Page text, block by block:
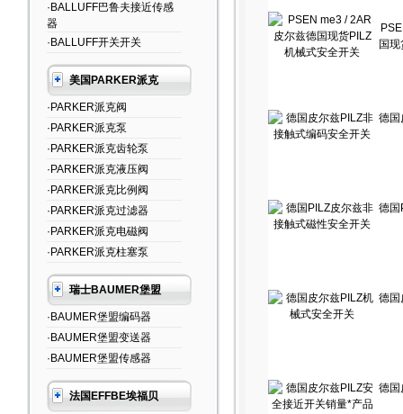
·BALLUFF巴鲁夫接近传感
器
·BALLUFF开关开关
美国PARKER派克
·PARKER派克阀
·PARKER派克泵
·PARKER派克齿轮泵
·PARKER派克液压阀
·PARKER派克比例阀
·PARKER派克过滤器
·PARKER派克电磁阀
·PARKER派克柱塞泵
瑞士BAUMER堡盟
·BAUMER堡盟编码器
·BAUMER堡盟变送器
·BAUMER堡盟传感器
法国EFFBE埃福贝
国
德国
德国
德国
德国